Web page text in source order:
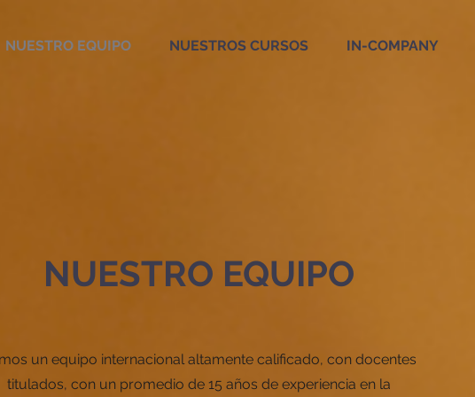
NUESTRO EQUIPO NUESTROS CURSOS IN-COMPANY
NUESTRO EQUIPO
un equipo internacional altamente calificado, con docentes
titulados, con un promedio de 15 años de experiencia en la